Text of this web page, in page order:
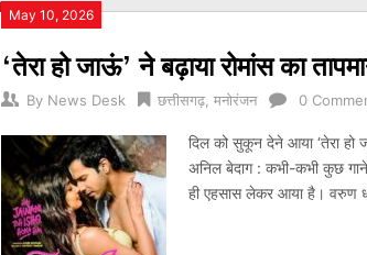
May 10, 2026
‘तेरा हो जाऊं’ ने बढ़ाया रोमांस का
By News Desk छत्तीसगढ़ मनोरंजन 0
दिल को सुकून देने आया ‘तेरा हो
अनिल बेदाग : कभी-कभी कुछ
ही एहसास लेकर आया है। वरुण